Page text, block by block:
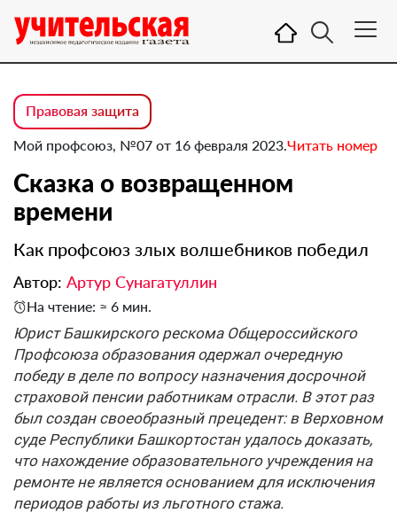
Правовая защита
Мой профсоюз, №07 от 16 февраля 2023.Читать номер
Сказка о возвращенном
времени
Как профсоюз злых волшебников победил
Автор: Артур Сунагатуллин
На чтение: ≈ 6 мин.
Юрист Башкирского рескома Общероссийского
Профсоюза образования одержал очередную
победу в деле по вопросу назначения досрочной
страховой пенсии работникам отрасли. В этот раз
был создан своеобразный прецедент: в Верховном
суде Республики Башкортостан удалось доказать,
что нахождение образовательного учреждения на
ремонте не является основанием для исключения
периодов работы из льготного стажа.